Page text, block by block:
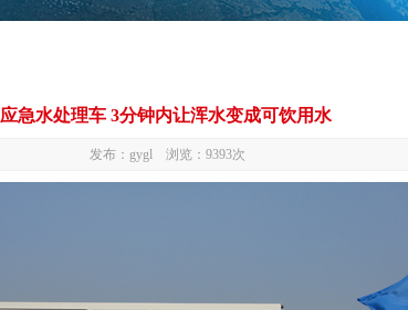
应急水处理车 3分钟内让浑水变成可饮用水
发布：gygl 浏览：9393次